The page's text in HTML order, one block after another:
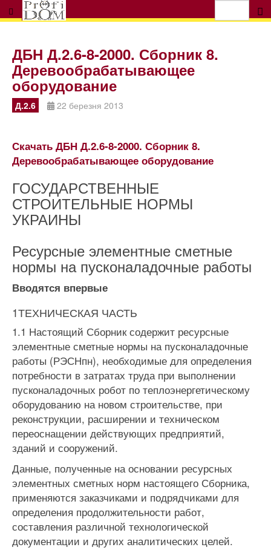
ДБН Д.2.6-8-2000. Сборник 8.
Деревообрабатывающее
оборудование
Д.2.6 22 березня 2013
Скачать ДБН Д.2.6-8-2000. Сборник 8.
Деревообрабатывающее оборудование
ГОСУДАРСТВЕННЫЕ
СТРОИТЕЛЬНЫЕ НОРМЫ
УКРАИНЫ
Ресурсные элементные сметные
нормы на пусконаладочные работы
Вводятся впервые
1ТЕХНИЧЕСКАЯ ЧАСТЬ
1.1 Настоящий Сборник содержит ресурсные
элементные сметные нормы на пусконаладочные
работы (РЭСНпн), необходимые для опре­деления
потребности в затратах труда при выполнении
пусконаладочных робот по теплоэнергетическому
оборудованию на новом строи­тельстве, при
реконструкции, расширении и техническом
переоснаще­нии действующих предприятий,
зданий и сооружений.
Данные, полученные на основании ресурсных
элементных смет­ных норм настоящего Сборника,
применяются заказчиками и подрядчи­ками для
определения продолжительности работ,
составления различ­ной технологической
документации и других аналитических целей.